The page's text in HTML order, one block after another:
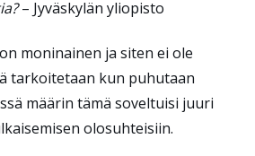
– Jyväskylän yliopisto
moninainen ja siten ei ole
tarkoitetaan kun puhutaan
määrin tämä soveltuisi juuri
olosuhteisiin.